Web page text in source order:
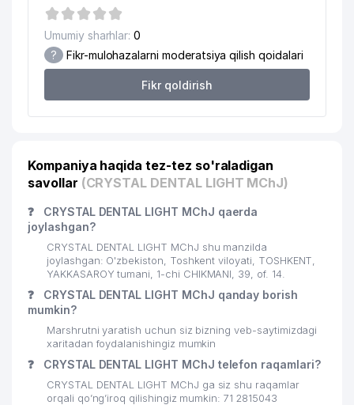
21
ASR-MATBUOT XUSUSIY
KORXONASI
22
25 YAGONA INJENERLIK SERVISI MChJ
26
MODDIY-TEXNIK VA HARBIY
TA'MINOTI BOSHQARMASI
27 PREMIUM ENERGY MChJ 291 м
28
COOL KIDS NODAVLAT TA'LIM
MUASSASASI
297 м
29 QUYOSH-KONSAL MChJ 300 м
30 VET-PROFI MChJ 316 м
ТАШКЕНТСКОЕ ГОРОДСКОЕ
Umumiy sharhlar: 0
? Fikr-mulohazalarni moderatsiya qilish qoidalari
Fikr qoldirish
Kompaniya haqida tez-tez so'raladigan
savollar (CRYSTAL DENTAL LIGHT MChJ)
❓
CRYSTAL DENTAL LIGHT MChJ qaerda
joylashgan?
CRYSTAL DENTAL LIGHT MChJ shu manzilda
joylashgan: O'zbekiston, Toshkent viloyati, TOSHKENT,
YAKKASAROY tumani, 1-chi CHIKMANI, 39, of. 14.
❓
CRYSTAL DENTAL LIGHT MChJ qanday borish
mumkin?
Marshrutni yaratish uchun siz bizning veb-saytimizdagi
xaritadan foydalanishingiz mumkin
❓ CRYSTAL DENTAL LIGHT MChJ telefon raqamlari?
CRYSTAL DENTAL LIGHT MChJ ga siz shu raqamlar
orqali qo’ng’iroq qilishingiz mumkin: 71 2815043